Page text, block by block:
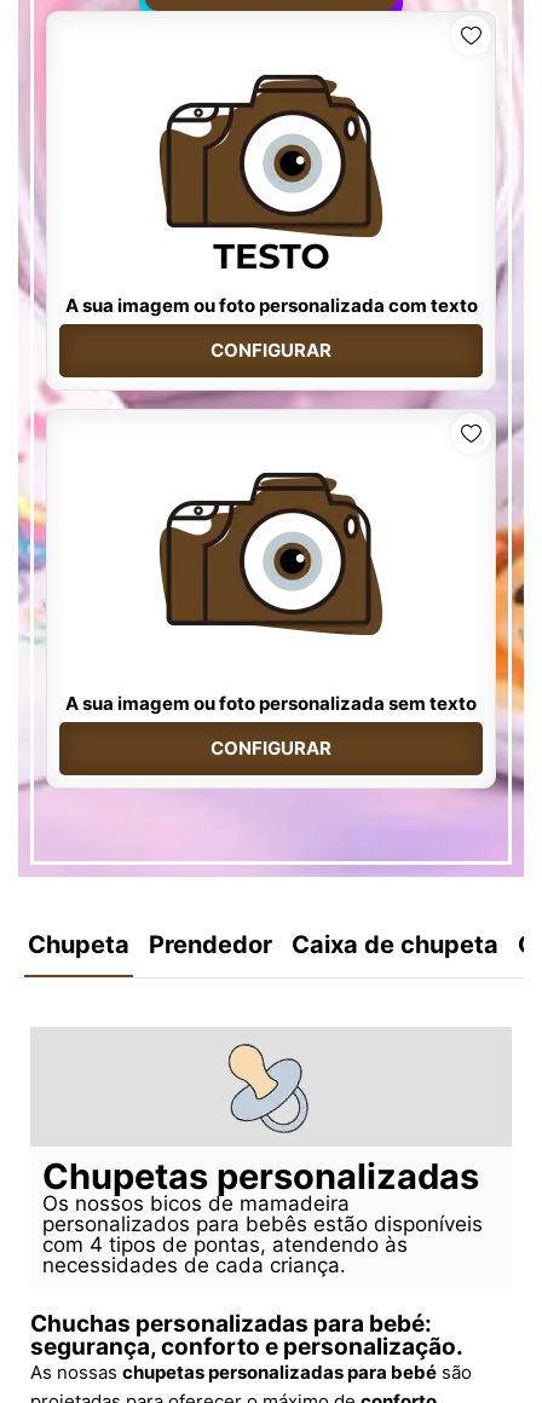
A sua imagem ou foto personalizada com texto
CONFIGURAR
A sua imagem ou foto personalizada sem texto
CONFIGURAR
Chupeta Prendedor Caixa de chupeta
Chupetas personalizadas
Os nossos bicos de mamadeira
personalizados para bebês estão disponíveis
com 4 tipos de pontas, atendendo às
necessidades de cada criança.
Chuchas personalizadas para bebé:
segurança, conforto e personalização.
As nossas chupetas personalizadas para bebé são